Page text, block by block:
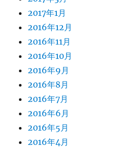
2017年1月
2016年12月
2016年11月
2016年10月
2016年9月
2016年8月
2016年7月
2016年6月
2016年5月
2016年4月